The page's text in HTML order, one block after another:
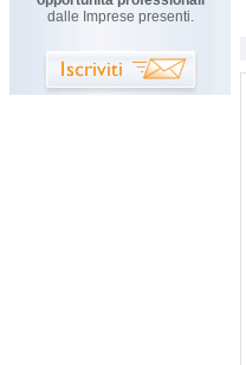
dalle Imprese presenti.